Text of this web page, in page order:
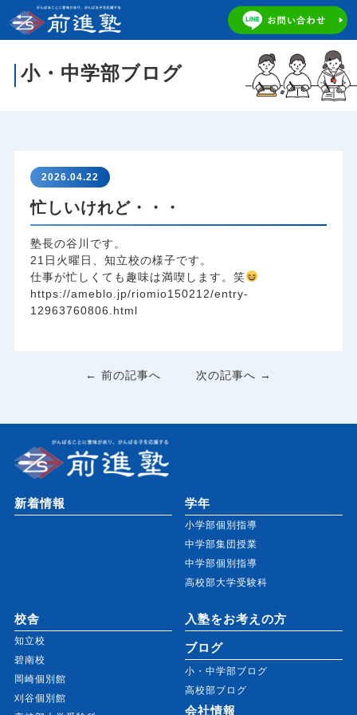
小・中学部ブログ
2026.04.22
忙しいけれど・・・
塾長の谷川です。
21日火曜日、知立校の様子です。
仕事が忙しくても趣味は満喫します。笑
https://ameblo.jp/riomio150212/entry-
12963760806.html
← 前の記事へ 次の記事へ →
新着情報 学年
小学部個別指導
中学部集団授業
中学部個別指導
高校部大学受験科
校舎
知立校
碧南校
岡崎個別館
刈谷個別館
入塾をお考えの方
ブログ
小・中学部ブログ
高校部ブログ
会社情報